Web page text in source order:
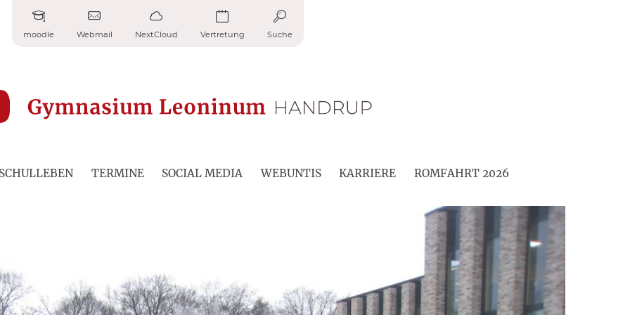
moodle Webmail NextCloud Vertretung Suche
SCHULLEBEN TERMINE SOCIAL MEDIA WEBUNTIS KARRIERE ROMFAHRT 2026